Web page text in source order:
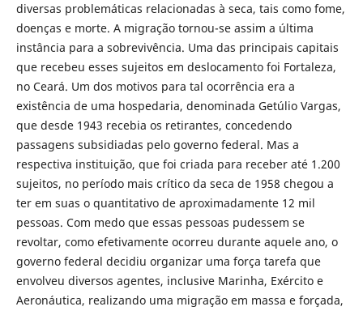
diversas problemáticas relacionadas à seca, tais como fome,
doenças e morte. A migração tornou-se assim a última
instância para a sobrevivência. Uma das principais capitais
que recebeu esses sujeitos em deslocamento foi Fortaleza,
no Ceará. Um dos motivos para tal ocorrência era a
existência de uma hospedaria, denominada Getúlio Vargas,
que desde 1943 recebia os retirantes, concedendo
passagens subsidiadas pelo governo federal. Mas a
respectiva instituição, que foi criada para receber até 1.200
sujeitos, no período mais crítico da seca de 1958 chegou a
ter em suas o quantitativo de aproximadamente 12 mil
pessoas. Com medo que essas pessoas pudessem se
revoltar, como efetivamente ocorreu durante aquele ano, o
governo federal decidiu organizar uma força tarefa que
envolveu diversos agentes, inclusive Marinha, Exército e
Aeronáutica, realizando uma migração em massa e forçada,